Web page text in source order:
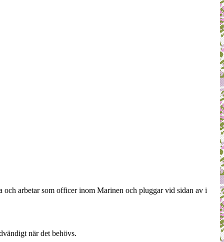
arbetar som officer inom Marinen och pluggar vid sidan av i
när det behövs.